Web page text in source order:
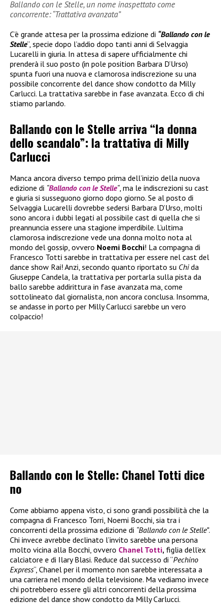
Ballando con le Stelle, un nome inaspettato come
concorrente: “Trattativa avanzata”
C’è grande attesa per la prossima edizione di “Ballando con le
Stelle“, specie dopo l’addio dopo tanti anni di Selvaggia
Lucarelli in giuria. In attesa di sapere ufficialmente chi
prenderà il suo posto (in pole position Barbara D’Urso)
spunta fuori una nuova e clamorosa indiscrezione su una
possibile concorrente del dance show condotto da Milly
Carlucci. La trattativa sarebbe in fase avanzata. Ecco di chi
stiamo parlando.
Ballando con le Stelle arriva “la donna
dello scandalo”: la trattativa di Milly
Carlucci
Manca ancora diverso tempo prima dell’inizio della nuova
edizione di “Ballando con le Stelle“, ma le indiscrezioni su cast
e giuria si susseguono giorno dopo giorno. Se al posto di
Selvaggia Lucarelli dovrebbe sedersi Barbara D’Urso, molti
sono ancora i dubbi legati al possibile cast di quella che si
preannuncia essere una stagione imperdibile. L’ultima
clamorosa indiscrezione vede una donna molto nota al
mondo del gossip, ovvero Noemi Bocchi! La compagna di
Francesco Totti sarebbe in trattativa per essere nel cast del
dance show Rai! Anzi, secondo quanto riportato su Chida
Giuseppe Candela, la trattativa per portarla sulla pista da
ballo sarebbe addirittura in fase avanzata ma, come
sottolineato dal giornalista, non ancora conclusa. Insomma,
se andasse in porto per Milly Carlucci sarebbe un vero
colpaccio!
Ballando con le Stelle: Chanel Totti dice
no
Come abbiamo appena visto, ci sono grandi possibilità che la
compagna di Francesco Torri, Noemi Bocchi, sia tra i
concorrenti della prossima edizione di “Ballando con le Stelle”.
Chi invece avrebbe declinato l’invito sarebbe una persona
molto vicina alla Bocchi, ovvero Chanel Totti, figlia dell’ex
calciatore e di Ilary Blasi. Reduce dal successo di “Pechino
Express“, Chanel per il momento non sarebbe interessata a
una carriera nel mondo della televisione. Ma vediamo invece
chi potrebbero essere gli altri concorrenti della prossima
edizione del dance show condotto da Milly Carlucci.